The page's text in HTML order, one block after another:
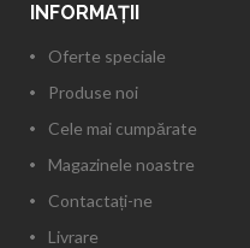
INFORMAŢII
Oferte speciale
Produse noi
Cele mai cumpărate
Magazinele noastre
Contactați-ne
Livrare